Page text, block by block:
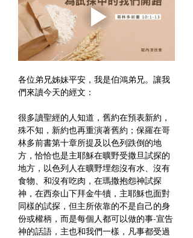
各位弟兄姊妹平安，我是伯鴻弟兄。讓我
們來讀今天的經文：
很多讀聖經的人知道，舊約在預表新約，
殊不知，新約也再重演著舊約；保羅在哥
林多前書第十章所提及以色列跌倒的地
方，恰恰也是主耶穌在曠野受撒旦試探的
地方，以色列人在曠野埋怨沒有水、沒有
食物、和沒有吃肉，在瑪撒抱怨神試探
神，在西奈山下拜金牛犢，主耶穌也面對
同樣的試探，但主所依靠的不是自己的身
份或權柄，而是每個人都可以做的事-宣告
神的話語，主也和我們一樣，凡事都受過